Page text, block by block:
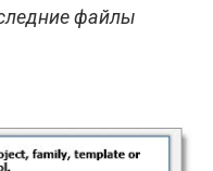
файлы